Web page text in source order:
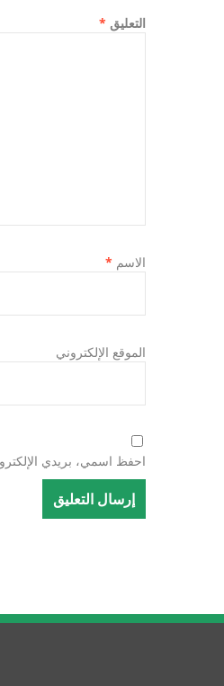
التعليق *
الاسم *
الموقع الإلكتروني
احفظ اسمي، بريدي